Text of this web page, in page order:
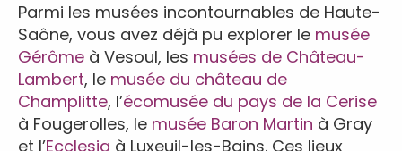
Parmi les musées incontournables de Haute-
Saône, vous avez déjà pu explorer le musée
Gérôme à Vesoul, les musées de Château-
Lambert, le musée du château de
Champlitte, l’écomusée du pays de la Cerise
à Fougerolles, le musée Baron Martin à Gray
et l’Ecclesia à Luxeuil-les-Bains. Ces lieux